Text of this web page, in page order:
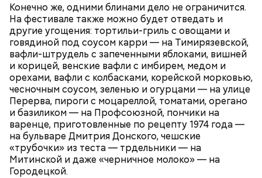
Конечно же, одними блинами дело не ограничится.
На фестивале также можно будет отведать и
другие угощения: тортильи-гриль с овощами и
говядиной под соусом карри — на Тимирязевской,
вафли-штрудель с запеченными яблоками, вишней
и корицей, венские вафли с имбирем, медом и
орехами, вафли с колбасками, корейской морковью,
чесночным соусом, зеленью и огурцами — на улице
Перерва, пироги с моцареллой, томатами, орегано
и базиликом — на Профсоюзной, пончики на
варенце, приготовленные по рецепту 1974 года —
на бульваре Дмитрия Донского, чешские
«трубочки» из теста — трдельники — на
Митинской и даже «черничное молоко» — на
Городецкой.